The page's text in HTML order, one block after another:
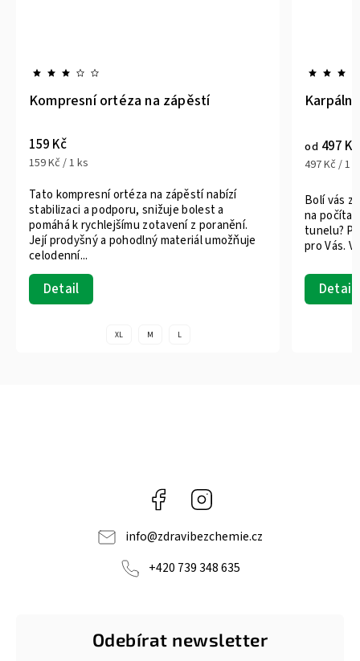
Kompresní ortéza na zápěstí
159 Kč
159 Kč / 1 ks
Detail
Tato kompresní ortéza na zápěstí nabízí
stabilizaci a podporu, snižuje bolest a
pomáhá k rychlejšímu zotavení z poranění.
Její prodyšný a pohodlný materiál umožňuje
celodenní...
XL M L
od 497 Kč
497 Kč / 1
Detail
Bolí vás
na
tunelu?
pro Vás.
Facebook
info@zdravibezchemie.cz
+420 739 348 635
Odebírat newsletter